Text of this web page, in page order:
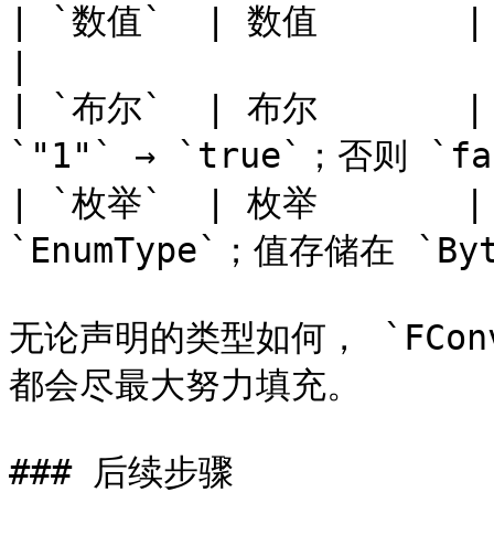
| `数值`  | 数值       |
| `布尔`  | 布尔       |
`"1"` → `true`；否则
| `枚举`  | 枚举       | 匹
`EnumType`；值存储
无论声明的类型如何，
都会尽最大努力填充。
### 后续步骤